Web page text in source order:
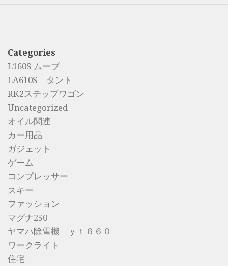
Categories
L160S ムーブ
LA610S タント
RK2ステップワゴン
Uncategorized
オイル関連
カー用品
ガジェット
ゲーム
コンプレッサー
スキー
ファッション
マグナ250
ヤマハ除雪機 ｙｔ６６０
ワークライト
住宅